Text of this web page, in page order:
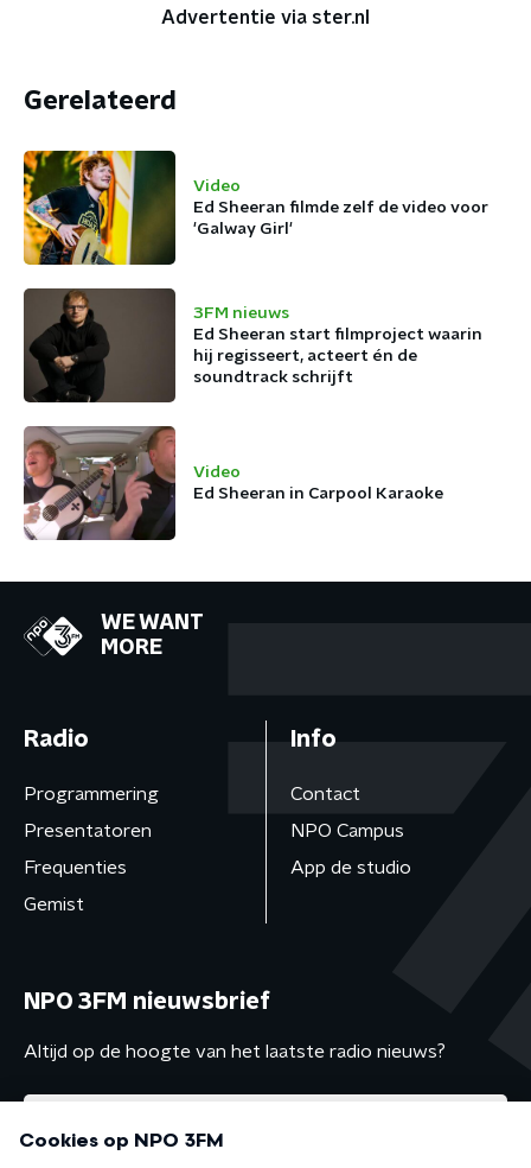
Advertentie via ster.nl
Gerelateerd
Video
Ed Sheeran filmde zelf de video voor
'Galway Girl'
3FM nieuws
Ed Sheeran start filmproject waarin
hij regisseert, acteert én de
soundtrack schrijft
Video
Ed Sheeran in Carpool Karaoke
WE WANT
MORE
Radio
Programmering
Presentatoren
Frequenties
Gemist
Info
Contact
NPO Campus
App de studio
NPO 3FM nieuwsbrief
Altijd op de hoogte van het laatste radio nieuws?